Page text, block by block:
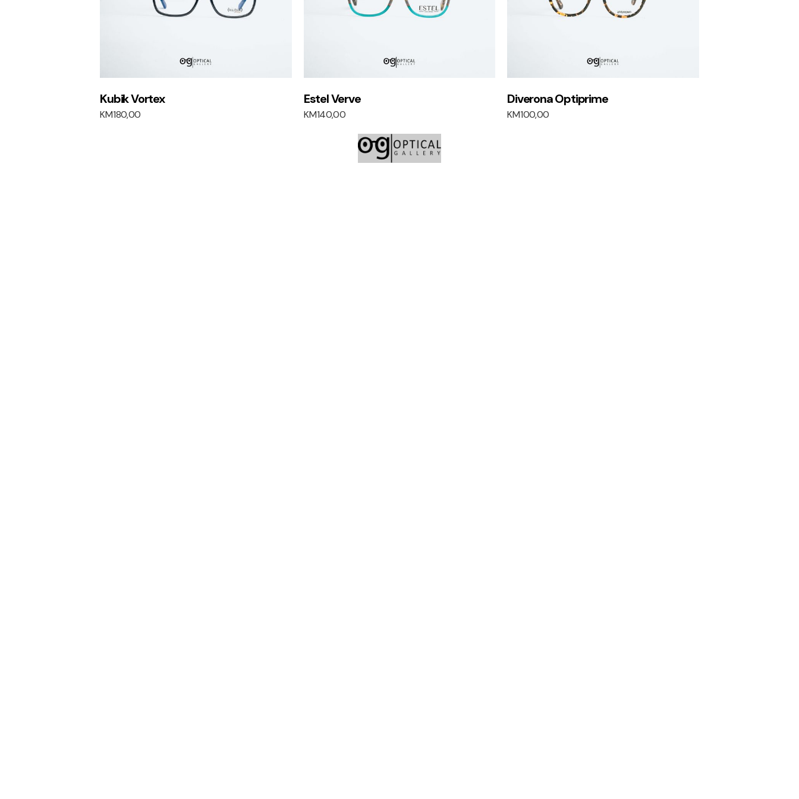
Kubik Vortex
KM180,00
Estel Verve
KM140,00
Diverona Optiprime
KM100,00